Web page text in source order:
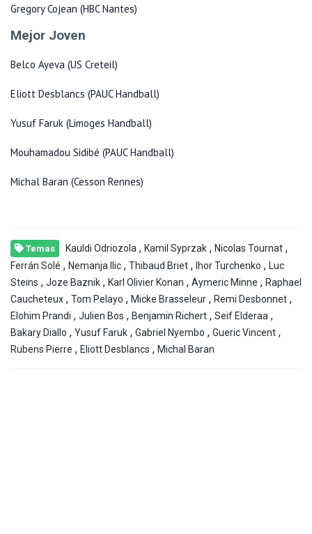
Gregory Cojean (HBC Nantes)
Mejor Joven
Belco Ayeva (US Creteil)
Eliott Desblancs (PAUC Handball)
Yusuf Faruk (Limoges Handball)
Mouhamadou Sidibé (PAUC Handball)
Michal Baran (Cesson Rennes)
Temas Kauldi Odriozola , Kamil Syprzak , Nicolas Tournat ,
Ferrán Solé , Nemanja Ilic , Thibaud Briet , Ihor Turchenko , Luc
Steins , Joze Baznik , Karl Olivier Konan , Aymeric Minne , Raphael
Caucheteux , Tom Pelayo , Micke Brasseleur , Remi Desbonnet ,
Elohim Prandi , Julien Bos , Benjamin Richert , Seif Elderaa ,
Bakary Diallo , Yusuf Faruk , Gabriel Nyembo , Gueric Vincent ,
Rubens Pierre , Eliott Desblancs , Michal Baran